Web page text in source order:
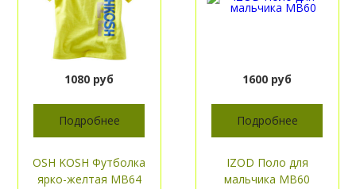
1080 руб
Подробнее
OSH KOSH Футболка
ярко-желтая МВ64
1600 руб
Подробнее
IZOD Поло для
мальчика МВ60